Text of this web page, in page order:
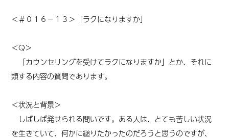
＜＃０１６－１３ ＞ 「ラクになりますか」
＜Q＞
「カウンセリングを受けてラクになりますか」とか、それに
類する内容の質問であります。
＜状況と背景＞
しばしば発せられる問いです。ある人は、とても苦しい状況
を生きていて、何かに縋りたかったのだろうと思うのですが、